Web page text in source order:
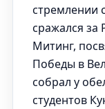
стремлении
сражался за
Митинг,
Победы в
собрал у
студентов